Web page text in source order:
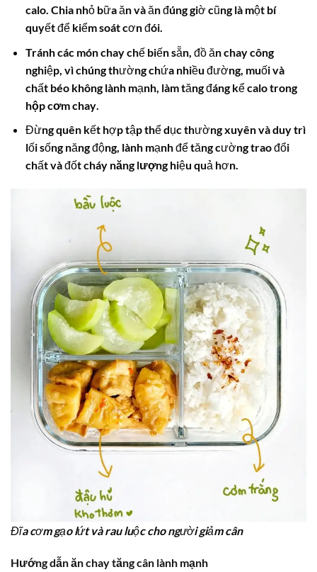
calo. Chia nhỏ bữa ăn và ăn đúng giờ cũng là một bí
quyết để kiểm soát cơn đói.
Tránh các món chay chế biến sẵn, đồ ăn chay công
nghiệp, vì chúng thường chứa nhiều đường, muối và
chất béo không lành mạnh, làm tăng đáng kểcalo trong
hộp cơm chay.
Đừng quên kết hợp tập thể dục thường xuyên và duy trì
lối sống năng động, lành mạnh để tăng cường trao đổi
chất và đốt cháy năng lượnghiệu quả hơn.
Đĩa cơm gạo lứt và rau luộc cho người giảm cân
Hướng dẫnăn chay tăng cân lành mạnh